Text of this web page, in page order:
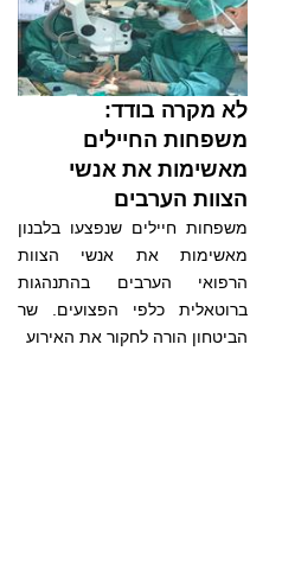
לא מקרה בודד:
משפחות החיילים
מאשימות את אנשי
הצוות הערבים
משפחות חיילים שנפצעו בלבנון
מאשימות את אנשי הצוות
הרפואי הערבים בהתנהגות
ברוטאלית כלפי הפצועים. שר
הביטחון הורה לחקור את האירוע